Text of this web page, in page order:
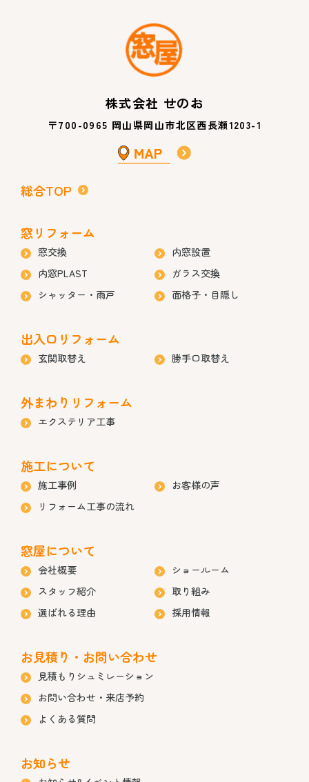
株式会社 せのお
〒700-0965 岡山県岡山市北区西長瀬1203-1
総合TOP
窓リフォーム
窓交換
内窓設置
内窓PLAST
ガラス交換
シャッター・雨戸
面格子・目隠し
出入口リフォーム
玄関取替え 勝手口取替え
外まわりリフォーム
エクステリア工事
施工について
施工事例
お客様の声
リフォーム工事の流れ
窓屋について
会社概要
ショールーム
スタッフ紹介
取り組み
選ばれる理由
採用情報
お見積り・お問い合わせ
見積もりシュミレーション
お問い合わせ・来店予約
よくある質問
お知らせ